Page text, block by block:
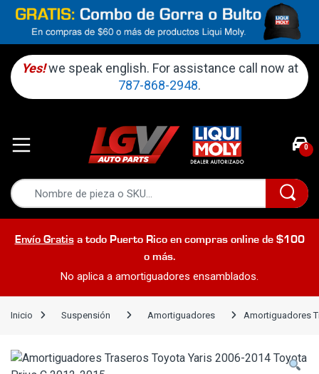
Yes! we speak english. For assistance call now at
787-868-2948.
0
Envío Gratisa todo Puerto Rico en compras online de $100
o más.
No aplica a amortiguadores ensamblados.
Inicio Suspensión Amortiguadores Amortiguadores